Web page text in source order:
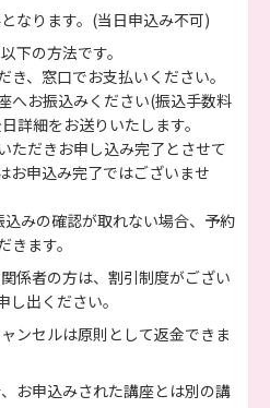
なります。(当日申込み不可)
下の方法です。
き、窓口でお支払いください。
へお振込みください(振込手数料
詳細をお送りいたします。
ただきお申し込み完了とさせて
お申込み完了ではございませ
みの確認が取れない場合、予約
ます。
係者の方は、割引制度がござい
し出ください。
ンセルは原則として返金できま
お申込みされた講座とは別の講